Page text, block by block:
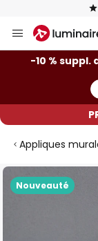
Allez
au
contenu
-10 % suppl.
Appliques
Nouveauté
Skip
to